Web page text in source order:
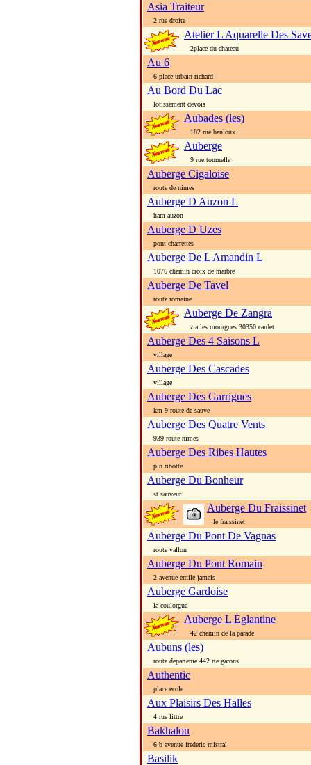
Asia Traiteur
2 rue droite
Atelier L Aquarelle Des
2place du chateau
Au 6
6 place urbain richard
Au Bord Du Lac
lotissement devois
Aubades (les)
182 rue banloux
Auberge
9 rue tournelle
Auberge Cigaloise
route de nimes
Auberge D Auzon L
ham auzon
Auberge D Uzes
pont charrettes
Auberge De L Amandin L
1076 chemin croix de marbre
Auberge De Tavel
route romaine
Auberge De Zangra
z a les mourgues 30350 cardet
Auberge Des 4 Saisons L
village
Auberge Des Cascades
village
Auberge Des Garrigues
km 9 route de sauve
Auberge Des Quatre Vents
939 route nimes
Auberge Des Ribes Hautes
pln ribotte
Auberge Du Bonheur
st sauveur
Auberge Du Fraissinet
le fraissinet
Auberge Du Pont De Vagnas
route vallon
Auberge Du Pont Romain
2 avenue emile jamais
Auberge Gardoise
la coulorgue
Auberge L Eglantine
42 chemin de la parade
Aubuns (les)
route departeme 442 rte garons
Authentic
place ecole
Aux Plaisirs Des Halles
4 rue littre
Bakhalou
6 b avenue frederic mistral
Basilik